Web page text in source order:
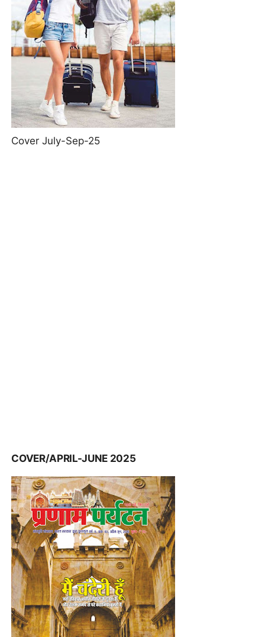
Cover July-Sep-25
COVER/APRIL-JUNE 2025